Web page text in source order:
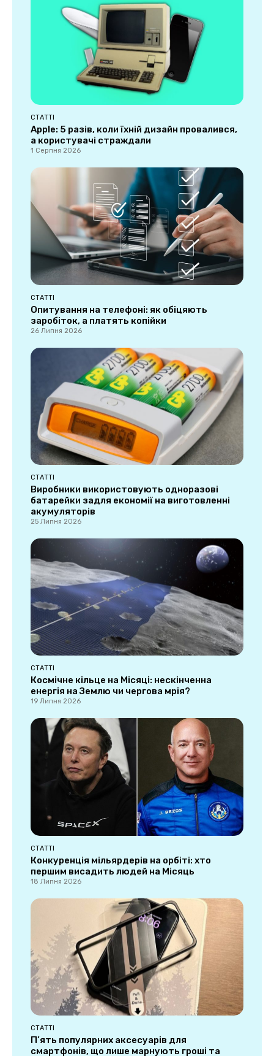
СТАТТІ
Apple: 5 разів, коли їхній дизайн провалився,
а користувачі страждали
1 Серпня 2026
СТАТТІ
Опитування на телефоні: як обіцяють
заробіток, а платять копійки
26 Липня 2026
СТАТТІ
Виробники використовують одноразові
батарейки задля економії на виготовленні
акумуляторів
25 Липня 2026
СТАТТІ
Космічне кільце на Місяці: нескінченна
енергія на Землю чи чергова мрія?
19 Липня 2026
СТАТТІ
Конкуренція мільярдерів на орбіті: хто
першим висадить людей на Місяць
18 Липня 2026
СТАТТІ
П’ять популярних аксесуарів для
смартфонів, що лише марнують гроші та